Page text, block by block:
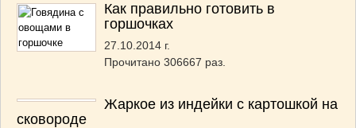
Как правильно готовить в
горшочках
27.10.2014 г.
Прочитано 306667 раз.
Жаркое из индейки с картошкой на
сковороде